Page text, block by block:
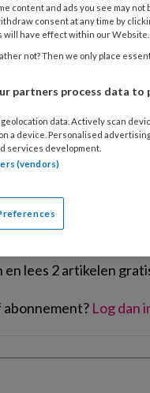
ouders een
tenminste
een labyrint
lezen?
lees 2 artikelen
Log dan
content and ads you see may
consent at any time by
will have effect within our
not? Then we only place
partners process data to
data. Actively scan
a device. Personalised
services development.
(vendors)